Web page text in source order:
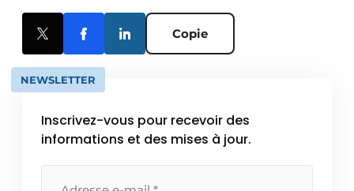
Copie
NEWSLETTER
Inscrivez-vous pour recevoir des
informations et des mises à jour.